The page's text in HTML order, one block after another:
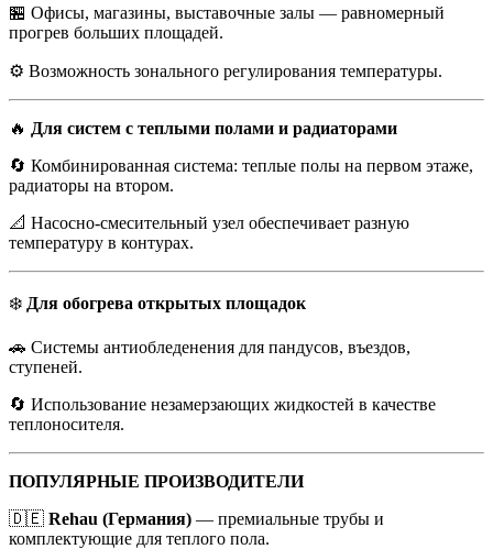
🏪 Офисы, магазины, выставочные залы — равномерный
прогрев больших площадей.
⚙️ Возможность зонального регулирования температуры.
🔥 Для систем с теплыми полами и радиаторами
🔄 Комбинированная система: теплые полы на первом этаже,
радиаторы на втором.
📐 Насосно-смесительный узел обеспечивает разную
температуру в контурах.
❄️ Для обогрева открытых площадок
🚗 Системы антиобледенения для пандусов, въездов,
ступеней.
🔄 Использование незамерзающих жидкостей в качестве
теплоносителя.
ПОПУЛЯРНЫЕ ПРОИЗВОДИТЕЛИ
🇩🇪 Rehau (Германия) — премиальные трубы и
комплектующие для теплого пола.